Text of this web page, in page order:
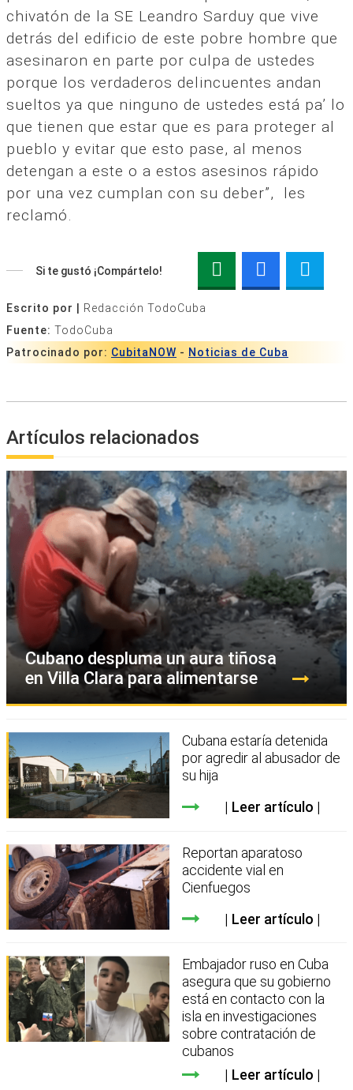
chivatón de la SE Leandro Sarduy que vive
detrás del edificio de este pobre hombre que
asesinaron en parte por culpa de ustedes
porque los verdaderos delincuentes andan
sueltos ya que ninguno de ustedes está pa’ lo
que tienen que estar que es para proteger al
pueblo y evitar que esto pase, al menos
detengan a este o a estos asesinos rápido
por una vez cumplan con su deber”, les
reclamó.
Si te gustó ¡Compártelo!
Escrito por |
Redacción TodoCuba
Fuente: TodoCuba
Patrocinado por: CubitaNOW - Noticias de Cuba
Artículos relacionados
Cubano despluma un aura tiñosa
en Villa Clara para alimentarse
Cubana estaría detenida
por agredir al abusador de
su hija
Leer artículo
Reportan aparatoso
accidente vial en
Cienfuegos
Leer artículo
Embajador ruso en Cuba
asegura que su gobierno
está en contacto con la
isla en investigaciones
sobre contratación de
cubanos
Leer artículo